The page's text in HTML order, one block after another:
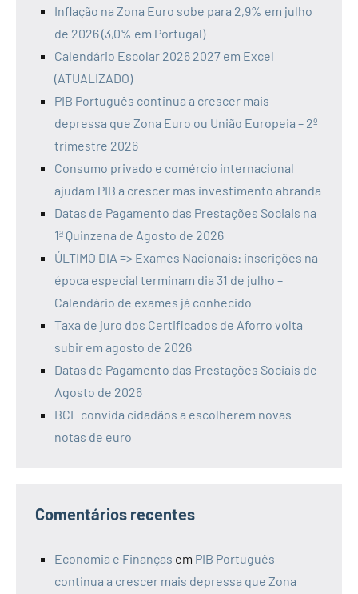
Inflação na Zona Euro sobe para 2,9% em julho
de 2026 (3,0% em Portugal)
Calendário Escolar 2026 2027 em Excel
(ATUALIZADO)
PIB Português continua a crescer mais
depressa que Zona Euro ou União Europeia – 2º
trimestre 2026
Consumo privado e comércio internacional
ajudam PIB a crescer mas investimento abranda
Datas de Pagamento das Prestações Sociais na
1ª Quinzena de Agosto de 2026
ÚLTIMO DIA => Exames Nacionais: inscrições na
época especial terminam dia 31 de julho –
Calendário de exames já conhecido
Taxa de juro dos Certificados de Aforro volta
subir em agosto de 2026
Datas de Pagamento das Prestações Sociais de
Agosto de 2026
BCE convida cidadãos a escolherem novas
notas de euro
Comentários recentes
Economia e Finanças em PIB Português
continua a crescer mais depressa que Zona